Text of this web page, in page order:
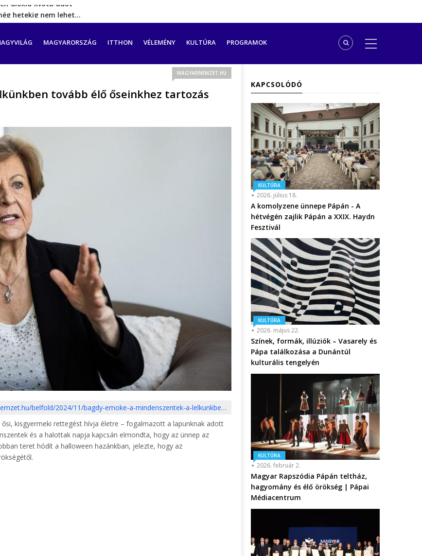
hetekig nem lehet…
érkező migránsok
hátrál ki a tanároknak tett…
energia-krízishelyzet jöhet…
MAGYARORSZÁG ITTHON VÉLEMÉNY KULTÚRA PROGRAMOK
MAGYARNEMZET.HU
tovább élő őseinkhez tartozás
belfold/2024/11/bagdy-emoke-a-mindenszentek-a-lelkunkbe…
kisgyermeki rettegést hívja életre – fogalmazott a lapunknak adott
és a halottak napja kapcsán elmondta, hogy az ünnep az
teret hódít a halloween hazánkban, jelezte, hogy az
KAPCSOLÓDÓ
KULTÚRA
2026. július 18.
A komolyzene ünnepe Pápán - A
hétvégén zajlik Pápán a XXIX. Haydn
Fesztivál
KULTÚRA
2026. május 22.
Színek, formák, illúziók – Vasarely és
Pápa találkozása a Dunántúl
kulturális tengelyén
KULTÚRA
2026. február 2.
Magyar Rapszódia Pápán teltház,
hagyomány és élő örökség | Pápai
Médiacentrum